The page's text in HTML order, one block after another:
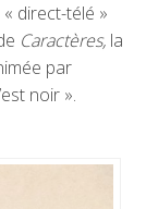
direct-télé »
Caractères, la
par
noir ».